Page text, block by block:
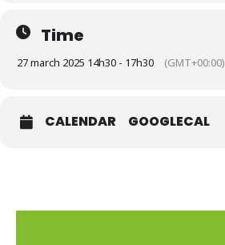
Time
27 march 2025 14h30 - 17h30 (GMT+00:00)
CALENDAR GOOGLECAL